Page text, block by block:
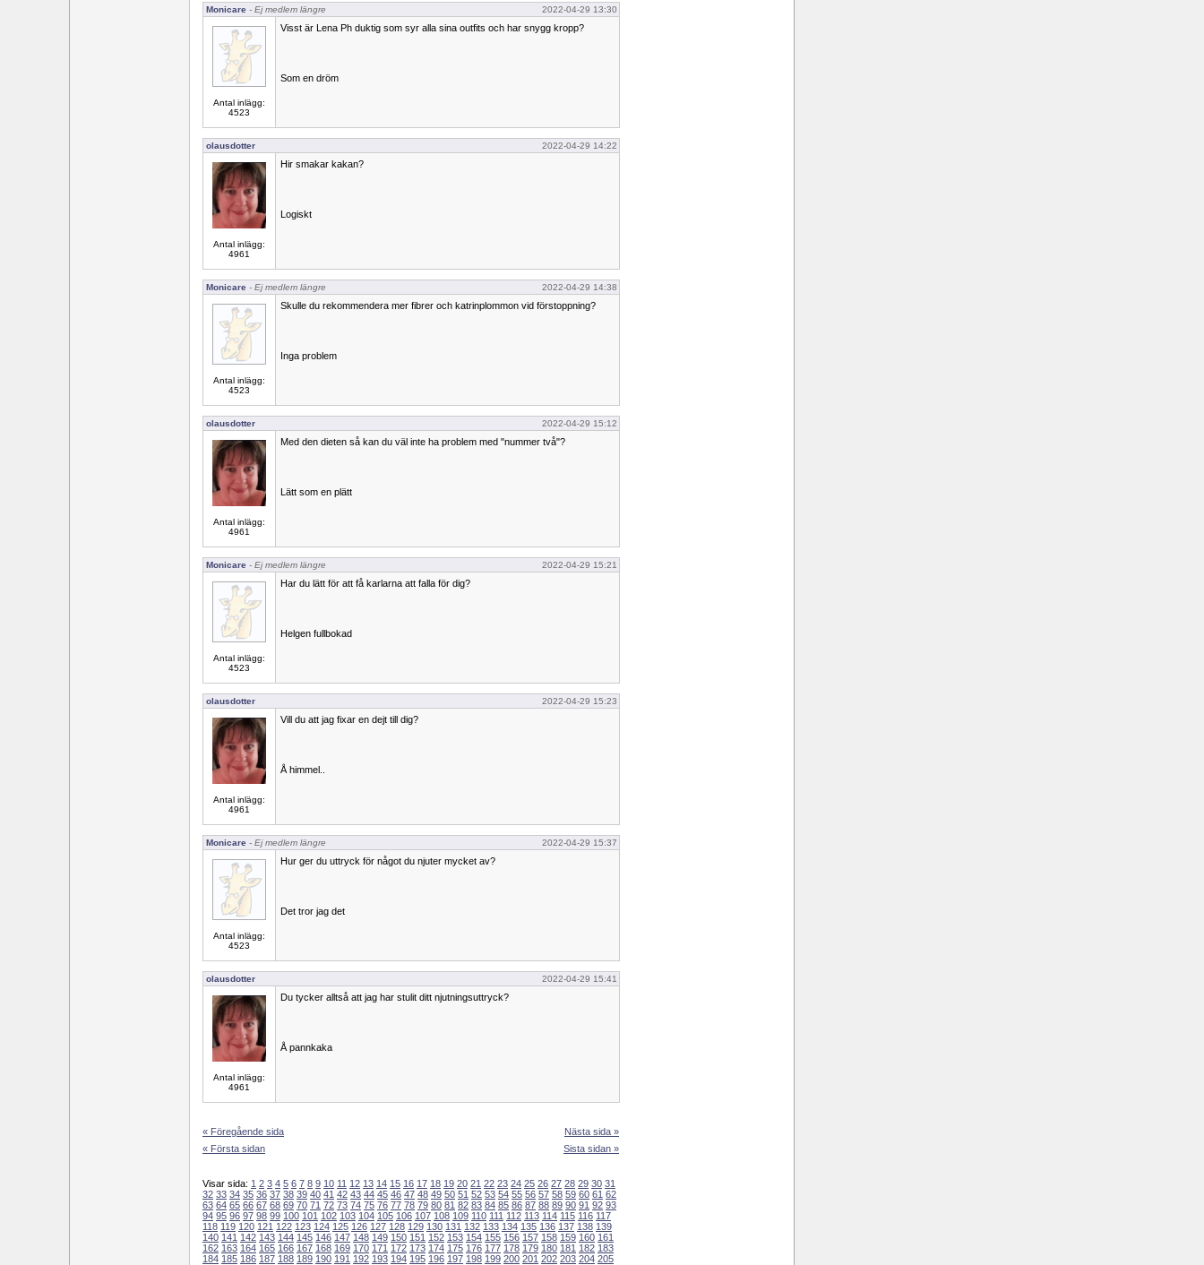
Monicare - Ej medlem längre 2022-04-29 13:30
Antal inlägg:
4523
Visst är Lena Ph duktig som syr alla sina outfits och har snygg kropp?
Som en dröm
olausdotter 2022-04-29 14:22
Antal inlägg:
4961
Hir smakar kakan?
Logiskt
Monicare - Ej medlem längre 2022-04-29 14:38
Antal inlägg:
4523
Skulle du rekommendera mer fibrer och katrinplommon vid förstoppning?
Inga problem
olausdotter 2022-04-29 15:12
Antal inlägg:
4961
Med den dieten så kan du väl inte ha problem med "nummer två"?
Lätt som en plätt
Monicare - Ej medlem längre 2022-04-29 15:21
Antal inlägg:
4523
Har du lätt för att få karlarna att falla för dig?
Helgen fullbokad
olausdotter 2022-04-29 15:23
Antal inlägg:
4961
Vill du att jag fixar en dejt till dig?
Å himmel..
Monicare - Ej medlem längre 2022-04-29 15:37
Antal inlägg:
4523
Hur ger du uttryck för något du njuter mycket av?
Det tror jag det
olausdotter 2022-04-29 15:41
Antal inlägg:
4961
Du tycker alltså att jag har stulit ditt njutningsuttryck?
Å pannkaka
« Föregående sida
« Första sidan
Nästa sida »
Sista sidan »
Visar sida: 1 2 3 4 5 6 7 8 9 10 11 12 13 14 15 16 17 18 19 20 21 22 23 24 25 26 27 28 29 30 31
32 33 34 35 36 37 38 39 40 41 42 43 44 45 46 47 48 49 50 51 52 53 54 55 56 57 58 59 60 61 62
63 64 65 66 67 68 69 70 71 72 73 74 75 76 77 78 79 80 81 82 83 84 85 86 87 88 89 90 91 92 93
94 95 96 97 98 99 100 101 102 103 104 105 106 107 108 109 110 111 112 113 114 115 116 117
118 119 120 121 122 123 124 125 126 127 128 129 130 131 132 133 134 135 136 137 138 139
140 141 142 143 144 145 146 147 148 149 150 151 152 153 154 155 156 157 158 159 160 161
162 163 164 165 166 167 168 169 170 171 172 173 174 175 176 177 178 179 180 181 182 183
184 185 186 187 188 189 190 191 192 193 194 195 196 197 198 199 200 201 202 203 204 205